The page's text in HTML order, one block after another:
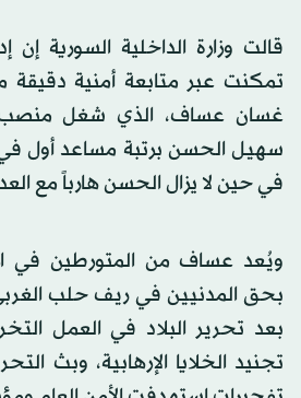
قالت وزارة الداخلية السورية إن
تمكنت عبر متابعة أمنية
غسان عساف، الذي شغل منصب
سهيل الحسن برتبة مساعد أول في
في حين لا يزال الحسن هارباً مع
ويُعد عساف من المتورطين في
بحق المدنيين في ريف حلب
بعد تحرير البلاد في العمل
تجنيد الخلايا الإرهابية، وبث